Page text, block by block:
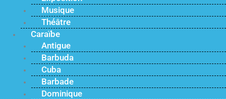
Musique
Théâtre
Caraïbe
Antigue
Barbuda
Cuba
Barbade
Dominique